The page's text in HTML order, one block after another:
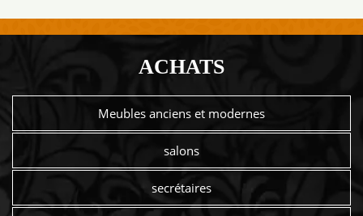
ACHATS
Meubles anciens et modernes
salons
secrétaires